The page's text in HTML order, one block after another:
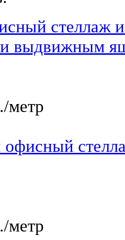
стеллаж
и выдвижным
метр
метр